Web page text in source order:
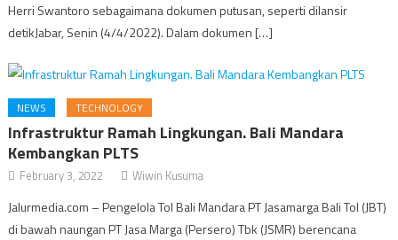
Herri Swantoro sebagaimana dokumen putusan, seperti dilansir
detikJabar, Senin (4/4/2022). Dalam dokumen […]
NEWS TECHNOLOGY
Infrastruktur Ramah Lingkungan. Bali Mandara
Kembangkan PLTS
February 3, 2022 Wiwin Kusuma
Jalurmedia.com – Pengelola Tol Bali Mandara PT Jasamarga Bali Tol (JBT)
di bawah naungan PT Jasa Marga (Persero) Tbk (JSMR) berencana